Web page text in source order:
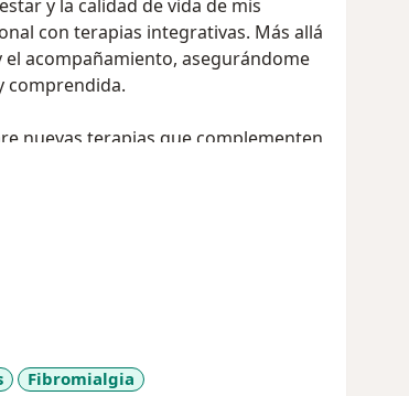
y la calidad de vida de mis
con terapias integrativas. Más allá
acompañamiento, asegurándome
comprendida.
nuevas terapias que complementen
integral. Creo en el poder de
transformaciones en el
y con opciones terapéuticas
tu proceso de salud.
Fibromialgia